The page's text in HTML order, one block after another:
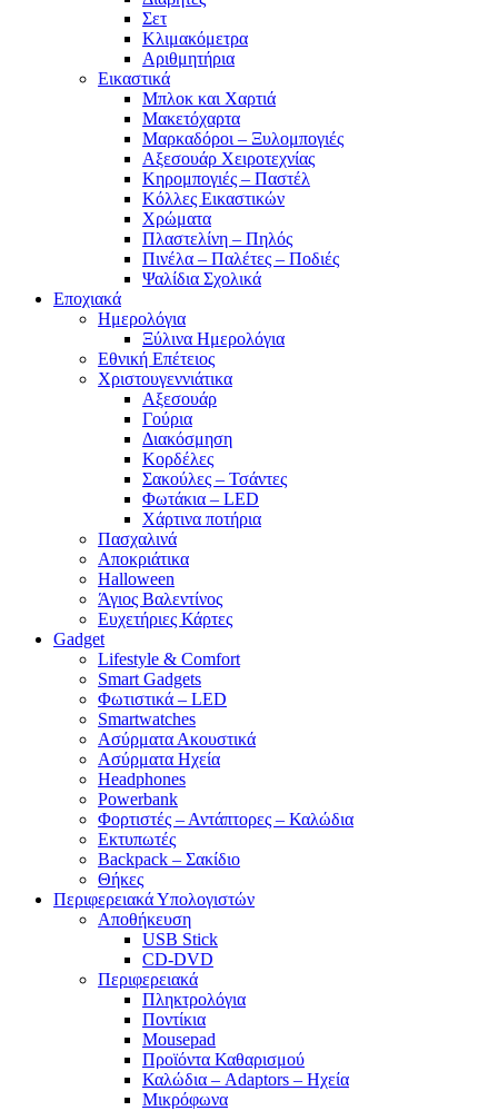
Σετ
Κλιμακόμετρα
Αριθμητήρια
Εικαστικά
Μπλοκ και Χαρτιά
Μακετόχαρτα
Μαρκαδόροι – Ξυλομπογιές
Αξεσουάρ Χειροτεχνίας
Κηρομπογιές – Παστέλ
Κόλλες Εικαστικών
Χρώματα
Πλαστελίνη – Πηλός
Πινέλα – Παλέτες – Ποδιές
Ψαλίδια Σχολικά
Εποχιακά
Ημερολόγια
Ξύλινα Ημερολόγια
Εθνική Επέτειος
Χριστουγεννιάτικα
Αξεσουάρ
Γούρια
Διακόσμηση
Κορδέλες
Σακούλες – Τσάντες
Φωτάκια – LED
Χάρτινα ποτήρια
Πασχαλινά
Αποκριάτικα
Halloween
Άγιος Βαλεντίνος
Ευχετήριες Κάρτες
Gadget
Lifestyle & Comfort
Smart Gadgets
Φωτιστικά – LED
Smartwatches
Ασύρματα Ακουστικά
Ασύρματα Ηχεία
Headphones
Powerbank
Φορτιστές – Αντάπτορες – Καλώδια
Εκτυπωτές
Backpack – Σακίδιο
Θήκες
Περιφερειακά Υπολογιστών
Αποθήκευση
USB Stick
CD-DVD
Περιφερειακά
Πληκτρολόγια
Ποντίκια
Mousepad
Προϊόντα Καθαρισμού
Καλώδια – Adaptors – Ηχεία
Μικρόφωνα